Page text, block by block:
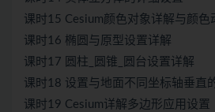
课时15 Cesium颜色对象详解与颜色
课时16 椭圆与原型设置详解
课时17 圆柱_圆锥_圆台设置详解
课时18 设置与地面不同坐标轴垂直
课时19 Cesium详解多边形应用设置